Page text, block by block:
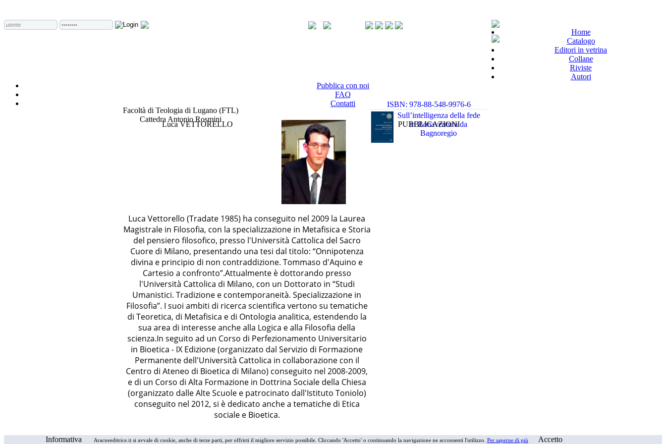
Home
Catalogo
Editori in vetrina
Collane
Riviste
Autori
Pubblica con noi
FAQ
Contatti
Luca VETTORELLO
Facoltà di Teologia di Lugano (FTL)
Cattedra Antonio Rosmini
Luca Vettorello (Tradate 1985) ha conseguito nel 2009 la Laurea
Magistrale in Filosofia, con la specializzazione in Metafisica e Storia
del pensiero filosofico, presso l'Università Cattolica del Sacro
Cuore di Milano, presentando una tesi dal titolo: “Onnipotenza
divina e principio di non contraddizione. Tommaso d'Aquino e
Cartesio a confronto”.Attualmente è dottorando presso
l'Università Cattolica di Milano, con un Dottorato in “Studi
Umanistici. Tradizione e contemporaneità. Specializzazione in
Filosofia”. I suoi ambiti di ricerca scientifica vertono su tematiche
di Teoretica, di Metafisica e di Ontologia analitica, estendendo la
sua area di interesse anche alla Logica e alla Filosofia della
scienza.In seguito ad un Corso di Perfezionamento Universitario
in Bioetica - IX Edizione (organizzato dal Servizio di Formazione
Permanente dell'Università Cattolica in collaborazione con il
Centro di Ateneo di Bioetica di Milano) conseguito nel 2008-2009,
e di un Corso di Alta Formazione in Dottrina Sociale della Chiesa
(organizzato dalle Alte Scuole e patrocinato dall'Istituto Toniolo)
conseguito nel 2012, si è dedicato anche a tematiche di Etica
sociale e Bioetica.
PUBBLICAZIONI
ISBN: 978-88-548-9976-6
Sull’intelligenza della fede
in Bonaventura da
Bagnoregio
Informativa Aracneeditrice.it si avvale di cookie, anche di terze parti, per offrirti il migliore servizio possibile. Cliccando 'Accetto' o continuando la navigazione ne acconsenti l'utilizzo. Per saperne di più Accetto